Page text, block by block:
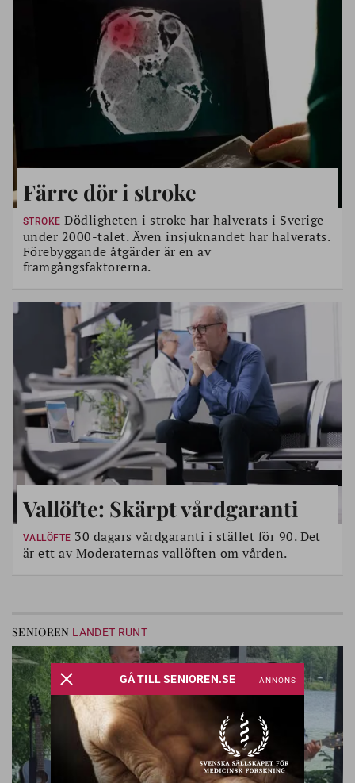
Färre dör i stroke
STROKE Dödligheten i stroke har halverats i Sverige
under 2000-talet. Även insjuknandet har halverats.
Förebyggande åtgärder är en av
framgångsfaktorerna.
Vallöfte: Skärpt vårdgaranti
VALLÖFTE 30 dagars vårdgaranti i stället för 90. Det
är ett av Moderaternas vallöften om vården.
SENIOREN LANDET RUNT